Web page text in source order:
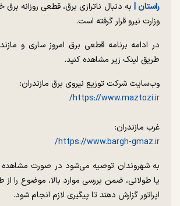
راستان | به دنبال ناترازی برق، قطعی روزانه برق
وزارت نیرو قرار گرفته است.
در ادامه برنامه قطعی برق امروز ساری و
طریق لینک زیر مشاهده کنید.
وب‌سایت شرکت توزیع نیروی برق مازندران:
https://www.maztozi.ir/
غرب مازندران:
https://www.bargh-gmaz.ir/
به شهروندان توصیه می‌شود در صورت
اپراتور گزارش دهند تا پیگیری لازم انجام شود.